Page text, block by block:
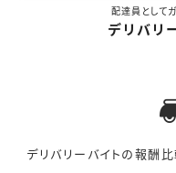
配達員として
デリバリ
デリバリーバイトの報酬